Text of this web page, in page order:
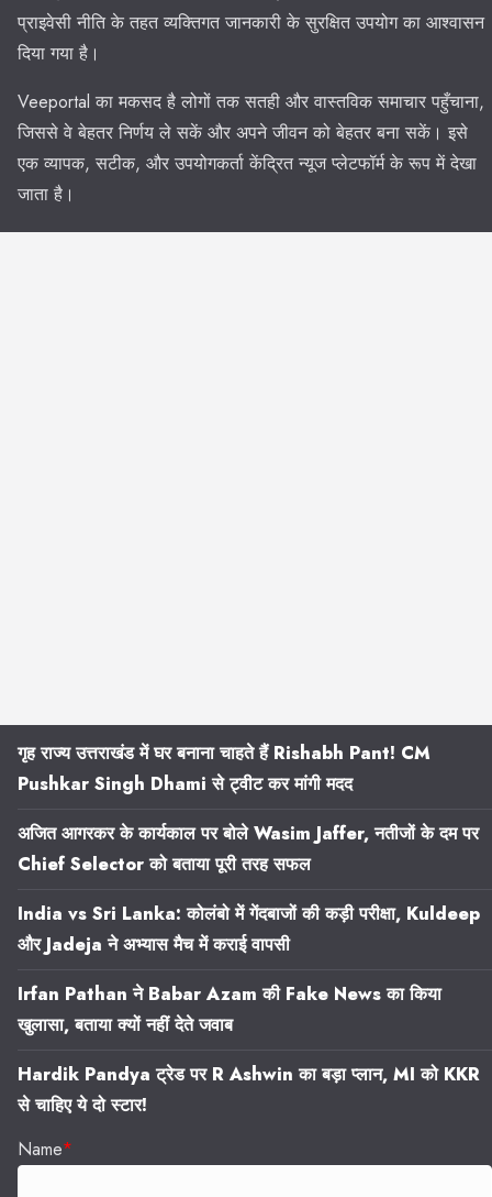
प्राइवेसी नीति के तहत व्यक्तिगत जानकारी के सुरक्षित उपयोग का आश्वासन
दिया गया है।
Veeportal का मकसद है लोगों तक सतही और वास्तविक समाचार पहुँचाना,
जिससे वे बेहतर निर्णय ले सकें और अपने जीवन को बेहतर बना सकें। इसे
एक व्यापक, सटीक, और उपयोगकर्ता केंद्रित न्यूज प्लेटफॉर्म के रूप में देखा
जाता है।
गृह राज्य उत्तराखंड में घर बनाना चाहते हैं Rishabh Pant! CM
Pushkar Singh Dhami से ट्वीट कर मांगी मदद
अजित आगरकर के कार्यकाल पर बोले Wasim Jaffer, नतीजों के दम पर
Chief Selector को बताया पूरी तरह सफल
India vs Sri Lanka: कोलंबो में गेंदबाजों की कड़ी परीक्षा, Kuldeep
और Jadeja ने अभ्यास मैच में कराई वापसी
Irfan Pathan ने Babar Azam की Fake News का किया
खुलासा, बताया क्यों नहीं देते जवाब
Hardik Pandya ट्रेड पर R Ashwin का बड़ा प्लान, MI को KKR
से चाहिए ये दो स्टार!
Name*